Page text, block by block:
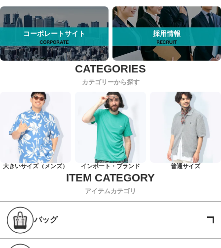
コーポレートサイト 採用情報
カテゴリーから探す
大きいサイズ（メンズ） インポート・ブランド 普通サイズ
アイテムカテゴリ
バッグ